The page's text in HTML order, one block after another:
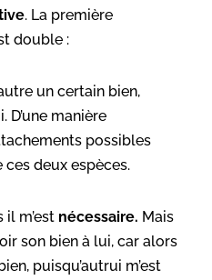
. La première
double :
un certain bien,
D’une manière
possibles
deux espèces.
il m’est nécessaire. Mais
son bien à lui, car alors
puisqu’autrui m’est